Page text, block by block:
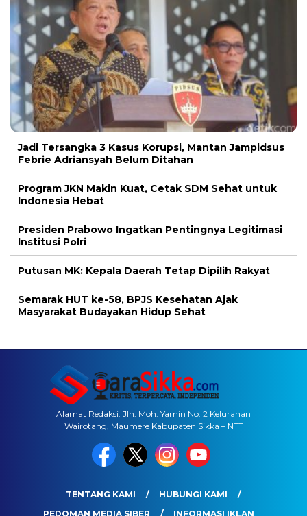
Jadi Tersangka 3 Kasus Korupsi, Mantan Jampidsus
Febrie Adriansyah Belum Ditahan
Program JKN Makin Kuat, Cetak SDM Sehat untuk
Indonesia Hebat
Presiden Prabowo Ingatkan Pentingnya Legitimasi
Institusi Polri
Putusan MK: Kepala Daerah Tetap Dipilih Rakyat
Semarak HUT ke-58, BPJS Kesehatan Ajak
Masyarakat Budayakan Hidup Sehat
Alamat Redaksi: Jln. Moh. Yamin No. 2 Kelurahan
Wairotang, Maumere Kabupaten Sikka – NTT
TENTANG KAMI
HUBUNGI KAMI
PEDOMAN MEDIA SIBER
INFORMASI IKLAN